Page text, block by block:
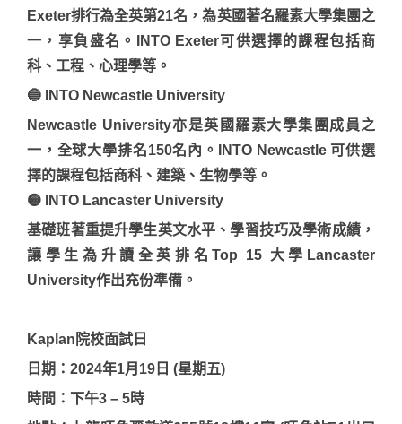
Exeter排行為全英第21名，為英國著名羅素大學集團之
一，享負盛名。INTO Exeter可供選擇的課程包括商
科、工程、心理學等。
🔵 INTO Newcastle University
Newcastle University亦是英國羅素大學集團成員之
一，全球大學排名150名內。INTO Newcastle 可供選
擇的課程包括商科、建築、生物學等。
🟡 INTO Lancaster University
基礎班著重提升學生英文水平、學習技巧及學術成績，
讓學生為升讀全英排名Top 15 大學Lancaster
University作出充份準備。
Kaplan院校面試日
日期：2024年1月19日 (星期五)
時間：下午3 – 5時